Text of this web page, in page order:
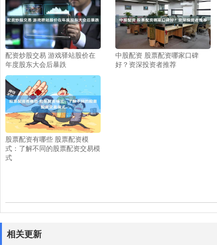
配资炒股交易 游戏驿站股价在
年度股东大会后暴跌
中股配资 股票配资哪家口碑
好？资深投资者推荐
股票配资有哪些 股票配资模
式：了解不同的股票配资交易模
式
相关更新